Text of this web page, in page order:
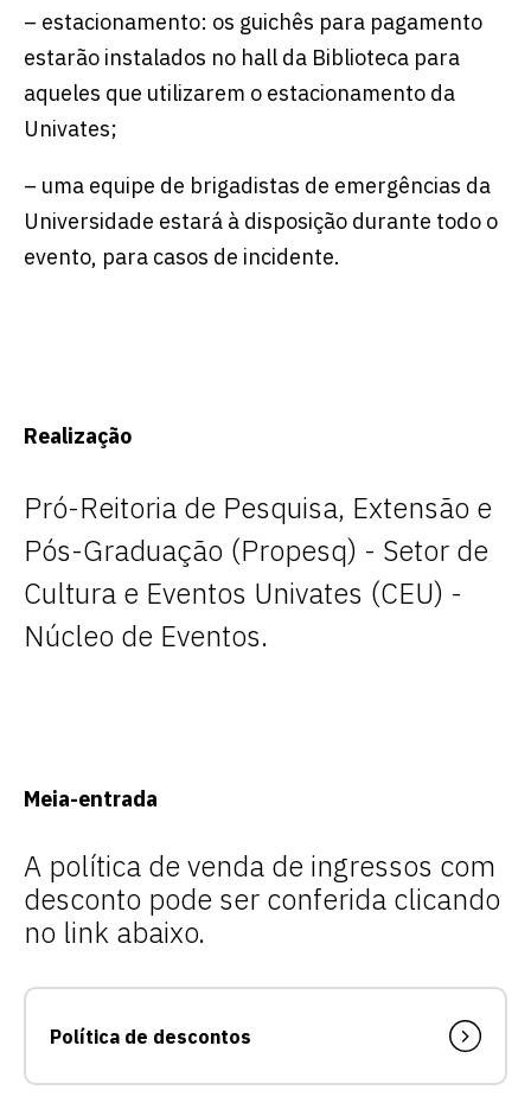
– estacionamento: os guichês para pagamento
estarão instalados no hall da Biblioteca para
aqueles que utilizarem o estacionamento da
Univates;
– uma equipe de brigadistas de emergências da
Universidade estará à disposição durante todo o
evento, para casos de incidente.
Realização
Pró-Reitoria de Pesquisa, Extensão e
Pós-Graduação (Propesq) - Setor de
Cultura e Eventos Univates (CEU) -
Núcleo de Eventos.
Meia-entrada
A política de venda de ingressos com
desconto pode ser conferida clicando
no link abaixo.
Política de descontos